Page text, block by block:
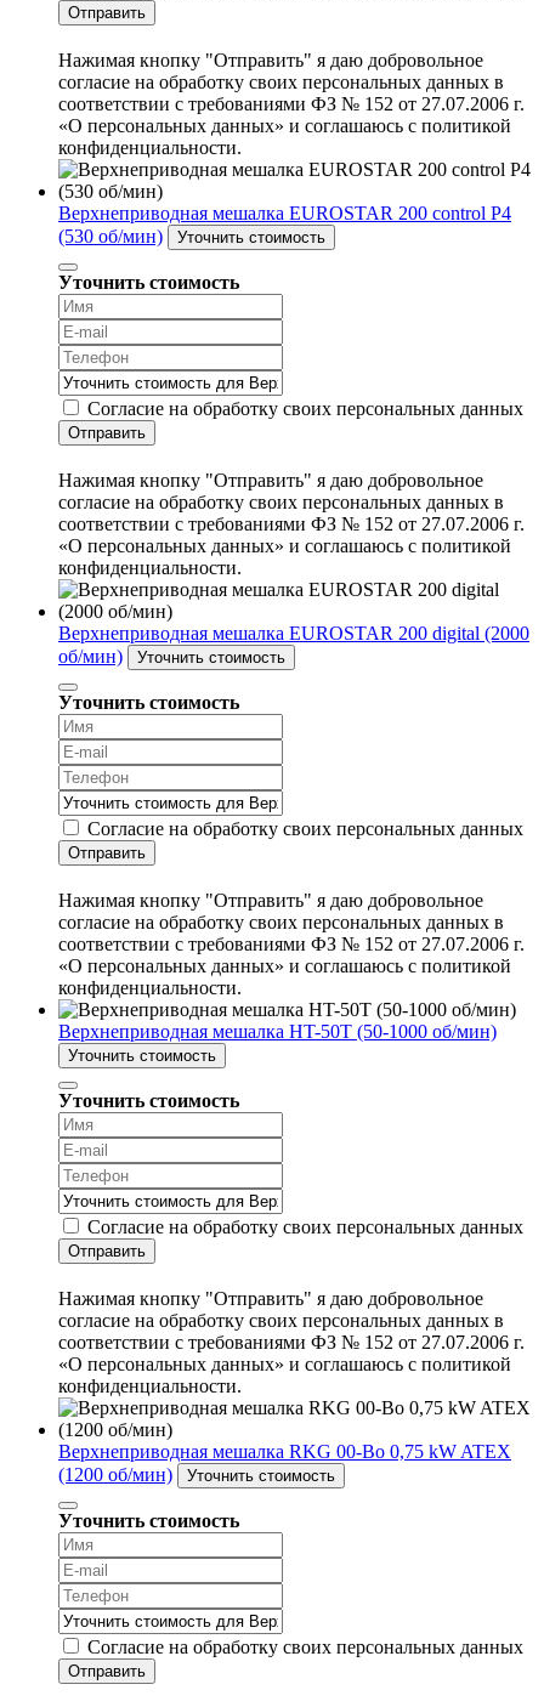
Отправить
Нажимая кнопку "Отправить" я даю добровольное
согласие на обработку своих персональных данных в
соответствии с требованиями ФЗ № 152 от 27.07.2006 г.
«О персональных данных» и соглашаюсь с политикой
конфиденциальности.
Верхнеприводная мешалка EUROSTAR 200 control P4
(530 об/мин)
Уточнить стоимость
Уточнить стоимость
Согласие на обработку своих персональных данных
Отправить
Нажимая кнопку "Отправить" я даю добровольное
согласие на обработку своих персональных данных в
соответствии с требованиями ФЗ № 152 от 27.07.2006 г.
«О персональных данных» и соглашаюсь с политикой
конфиденциальности.
Верхнеприводная мешалка EUROSTAR 200 digital (2000
об/мин)
Уточнить стоимость
Уточнить стоимость
Согласие на обработку своих персональных данных
Отправить
Нажимая кнопку "Отправить" я даю добровольное
согласие на обработку своих персональных данных в
соответствии с требованиями ФЗ № 152 от 27.07.2006 г.
«О персональных данных» и соглашаюсь с политикой
конфиденциальности.
Верхнеприводная мешалка HT-50T (50-1000 об/мин)
Уточнить стоимость
Уточнить стоимость
Согласие на обработку своих персональных данных
Отправить
Нажимая кнопку "Отправить" я даю добровольное
согласие на обработку своих персональных данных в
соответствии с требованиями ФЗ № 152 от 27.07.2006 г.
«О персональных данных» и соглашаюсь с политикой
конфиденциальности.
Верхнеприводная мешалка RKG 00-Bo 0,75 kW ATEX
(1200 об/мин)
Уточнить стоимость
Уточнить стоимость
Согласие на обработку своих персональных данных
Отправить